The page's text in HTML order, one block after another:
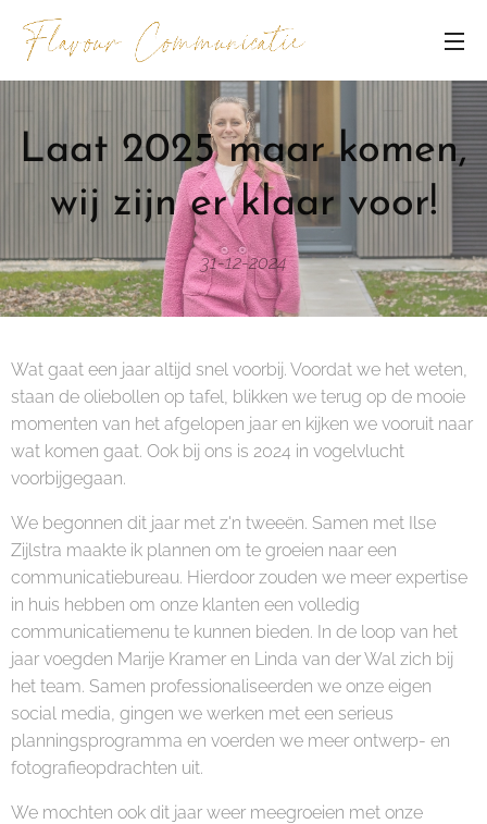
Laat 2025 maar komen,
wij zijn er klaar voor!
31-12-2024
Wat gaat een jaar altijd snel voorbij. Voordat we het weten,
staan de oliebollen op tafel, blikken we terug op de mooie
momenten van het afgelopen jaar en kijken we vooruit naar
wat komen gaat. Ook bij ons is 2024 in vogelvlucht
voorbijgegaan.
We begonnen dit jaar met z'n tweeën. Samen met Ilse
Zijlstra maakte ik plannen om te groeien naar een
communicatiebureau. Hierdoor zouden we meer expertise
in huis hebben om onze klanten een volledig
communicatiemenu te kunnen bieden. In de loop van het
jaar voegden Marije Kramer en Linda van der Wal zich bij
het team. Samen professionaliseerden we onze eigen
social media, gingen we werken met een serieus
planningsprogramma en voerden we meer ontwerp- en
fotografieopdrachten uit.
We mochten ook dit jaar weer meegroeien met onze